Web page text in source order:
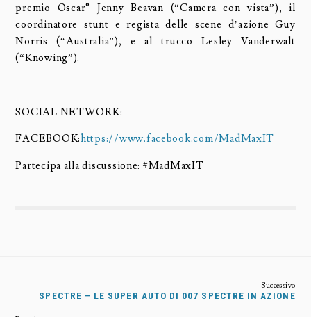
premio Oscar® Jenny Beavan (“Camera con vista”), il
coordinatore stunt e regista delle scene d’azione Guy
Norris (“Australia”), e al trucco Lesley Vanderwalt
(“Knowing”).
SOCIAL NETWORK:
FACEBOOK:https://www.facebook.com/MadMaxIT
Partecipa alla discussione: #MadMaxIT
SPECTRE – LE SUPER AUTO DI 007 SPECTRE IN AZIONE